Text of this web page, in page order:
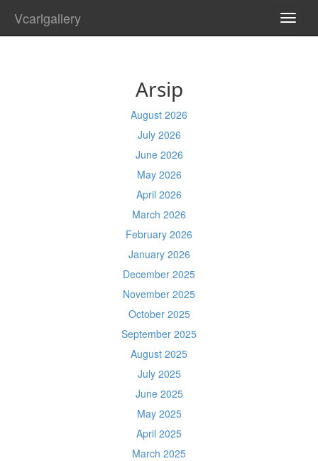
Vcarlgallery
Arsip
August 2026
July 2026
June 2026
May 2026
April 2026
March 2026
February 2026
January 2026
December 2025
November 2025
October 2025
September 2025
August 2025
July 2025
June 2025
May 2025
April 2025
March 2025